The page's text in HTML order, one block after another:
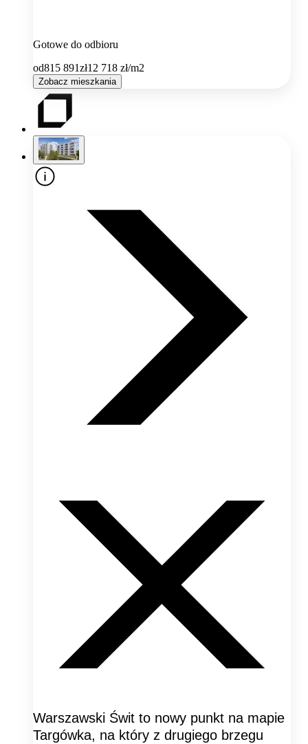
Gotowe do odbioru
od815 891zł12 718 zł/m2
Zobacz mieszkania
Warszawski Świt to nowy punkt na mapie
Targówka, na który z drugiego brzegu